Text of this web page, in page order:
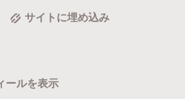
サイトに埋め込み
ールを表示